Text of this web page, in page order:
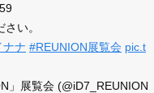
い。
ナナ #REUNION展覧会 pic.t
」展覧会 (@iD7_REUNION